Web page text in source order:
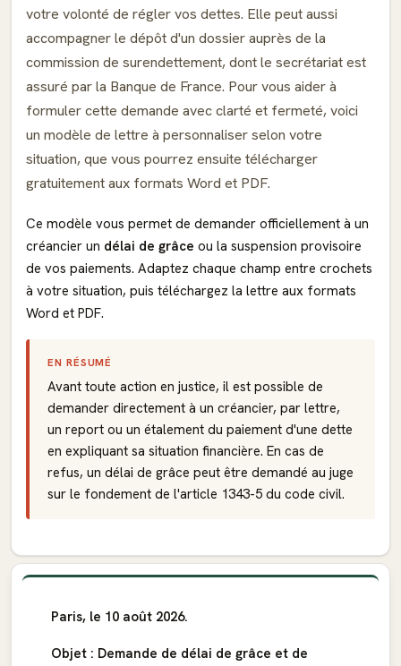
votre volonté de régler vos dettes. Elle peut aussi
accompagner le dépôt d'un dossier auprès de la
commission de surendettement, dont le secrétariat est
assuré par la Banque de France. Pour vous aider à
formuler cette demande avec clarté et fermeté, voici
un modèle de lettre à personnaliser selon votre
situation, que vous pourrez ensuite télécharger
gratuitement aux formats Word et PDF.
Ce modèle vous permet de demander officiellement à un
créancier un délai de grâce ou la suspension provisoire
de vos paiements. Adaptez chaque champ entre crochets
à votre situation, puis téléchargez la lettre aux formats
Word et PDF.
EN RÉSUMÉ
Avant toute action en justice, il est possible de
demander directement à un créancier, par lettre,
un report ou un étalement du paiement d'une dette
en expliquant sa situation financière. En cas de
refus, un délai de grâce peut être demandé au juge
sur le fondement de l'article 1343-5 du code civil.
Paris, le 10 août 2026.
Objet : Demande de délai de grâce et de